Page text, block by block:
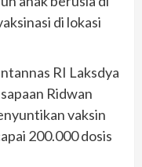
di lokasi
RI Laksdya
Ridwan
vaksin
200.000 dosis